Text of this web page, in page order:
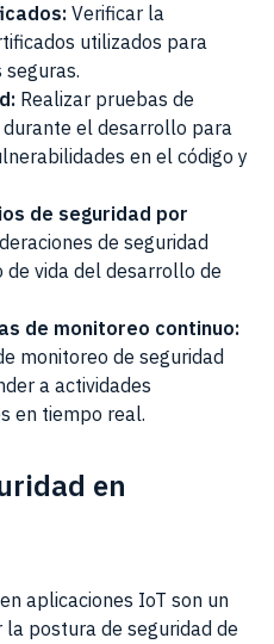
Verificar la
utilizados para
Realizar pruebas de
el desarrollo para
en el código y
de seguridad por
de seguridad
de vida del desarrollo de
de monitoreo continuo:
monitoreo de seguridad
a actividades
en tiempo real.
en
aplicaciones IoT son un
postura de seguridad de